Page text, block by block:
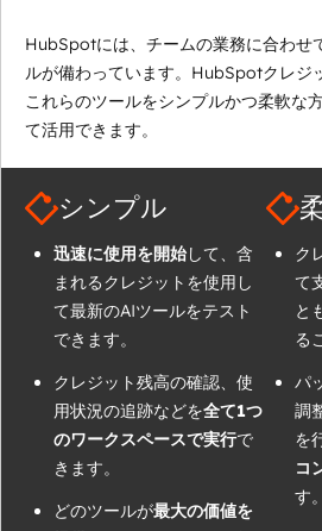
HubSpotには、チームの業務に合わせ
ルが備わっています。HubSpotクレジ
これらのツールをシンプルかつ柔軟な
て活用できます。
シンプル
迅速に使用を開始して、含
まれるクレジットを使用し
て最新のAIツールをテスト
できます。
クレジット残高の確認、使
用状況の追跡などを全て1つ
のワークスペースで実行で
きます。
どのツールが最大の価値を
ク
て
と
る
パ
調
を
コ
す。